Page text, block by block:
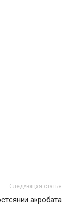
Следующая статья
акробата